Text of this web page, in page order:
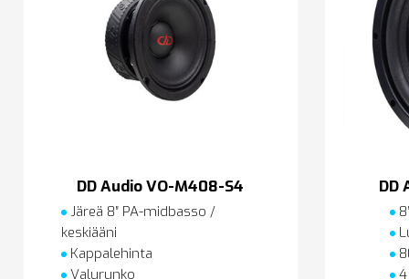
DD Audio VO-M408-S4
Järeä 8″ PA-midbasso /
keskiääni
Kappalehinta
Valurunko
DD